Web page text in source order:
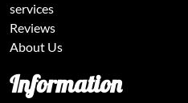
services
Reviews
About Us
Information